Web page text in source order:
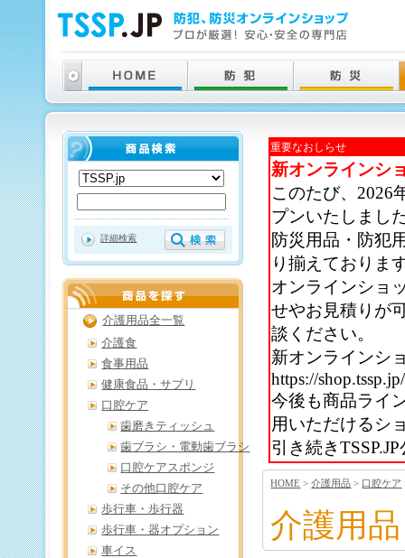
重要なおしらせ
新オンラインシ
このたび、2026
プンいたしまし
防災用品・防犯
り揃えておりま
オンラインショ
せやお見積りが
談ください。
新オンラインシ
https://shop.tssp.jp/
今後も商品ライ
用いただけるシ
引き続き
HOME >介護用品 > 口腔ケア
介護用品
詳細検索
介護用品全一覧
介護食
食事用品
健康食品・サプリ
口腔ケア
歯磨きティッシュ
歯ブラシ・電動歯ブラシ
口腔ケアスポンジ
その他口腔ケア
歩行車・歩行器
歩行車・器オプション
車イス